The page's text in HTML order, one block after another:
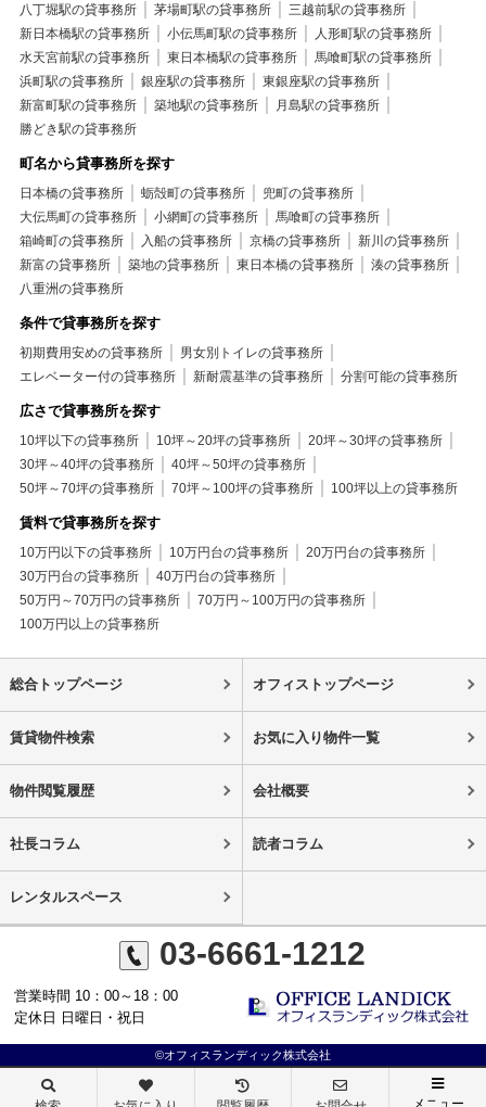
八丁堀駅の貸事務所
茅場町駅の貸事務所
三越前駅の貸事務所
新日本橋駅の貸事務所
小伝馬町駅の貸事務所
人形町駅の貸事務所
水天宮前駅の貸事務所
東日本橋駅の貸事務所
馬喰町駅の貸事務所
浜町駅の貸事務所
銀座駅の貸事務所
東銀座駅の貸事務所
新富町駅の貸事務所
築地駅の貸事務所
月島駅の貸事務所
勝どき駅の貸事務所
町名から貸事務所を探す
日本橋の貸事務所 蛎殻町の貸事務所
兜町の貸事務所
大伝馬町の貸事務所
小網町の貸事務所
馬喰町の貸事務所
箱崎町の貸事務所
入船の貸事務所 京橋の貸事務所
新川の貸事務所
新富の貸事務所
築地の貸事務所 東日本橋の貸事務所
湊の貸事務所
八重洲の貸事務所
条件で貸事務所を探す
初期費用安めの貸事務所
男女別トイレの貸事務所
エレベーター付の貸事務所
新耐震基準の貸事務所 分割可能の貸事務所
広さで貸事務所を探す
10坪以下の貸事務所 10坪～20坪の貸事務所
20坪～30坪の貸事務所
30坪～40坪の貸事務所
40坪～50坪の貸事務所
50坪～70坪の貸事務所
70坪～100坪の貸事務所 100坪以上の貸事務所
賃料で貸事務所を探す
10万円以下の貸事務所 10万円台の貸事務所
20万円台の貸事務所
30万円台の貸事務所
40万円台の貸事務所
50万円～70万円の貸事務所
70万円～100万円の貸事務所
100万円以上の貸事務所
総合トップページ オフィストップページ
賃貸物件検索 お気に入り物件一覧
物件閲覧履歴 会社概要
社長コラム 読者コラム
レンタルスペース
03-6661-1212
営業時間 10：00～18：00
定休日 日曜日・祝日
©オフィスランディック株式会社
メニュー